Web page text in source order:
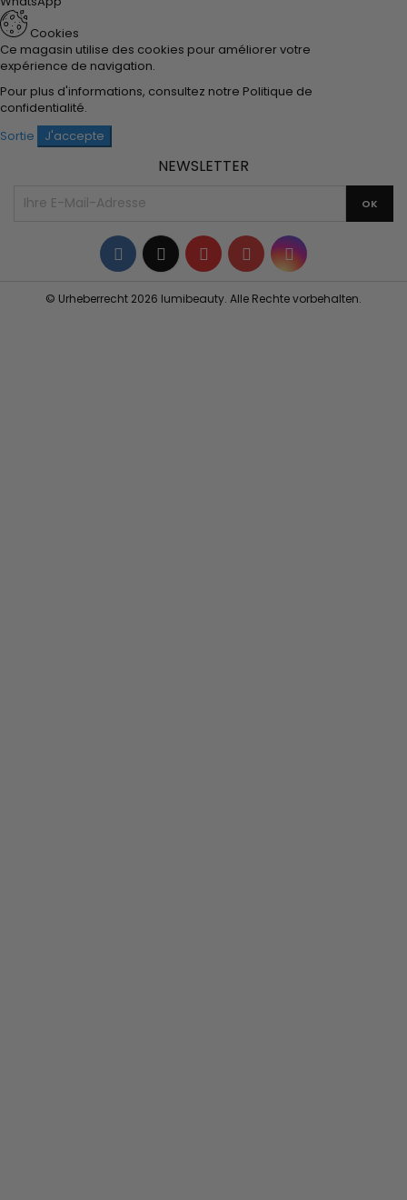
Cookies
Ce magasin utilise des cookies pour améliorer votre
expérience de navigation.
Pour plus d'informations, consultez notre Politique de
confidentialité.
Sortie
J'accepte
NEWSLETTER
Facebook
TwitterYouTubePinterestInstagram
© Urheberrecht 2026 lumibeauty. Alle Rechte vorbehalten.